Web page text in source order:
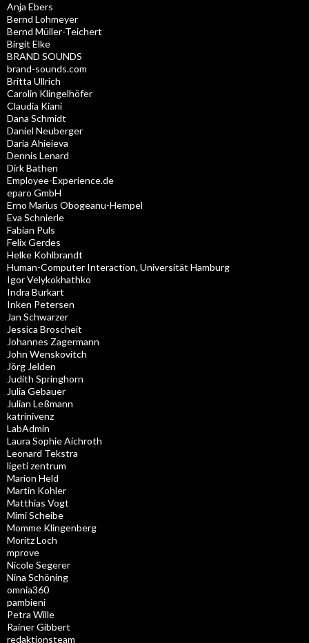
Anja Ebers
Bernd Lohmeyer
Bernd Müller-Teichert
Birgit Elke
BRAND SOUNDS
brand-sounds.com
Britta Ullrich
Carolin Klingelhöfer
Claudia Kiani
Dana Schmidt
Daniel Neuberger
Daria Ahieieva
Dennis Lenard
Dirk Bathen
Employee-Experience.de
eparo GmbH
Erno Marius Obogeanu-Hempel
Eva Schnierle
Fabian Puls
Felix Gerdes
Helke Kohlbrandt
Human-Computer Interaction, Universität Hamburg
Igor Velykokhathko
Indra Burkart
Inken Petersen
Jan Schwarzer
Jessica Broscheit
Johannes Zagermann
John Wenskovitch
Jörg Jelden
Judith Springhorn
Julia Gebauer
Julian Leßmann
katrinivenz
LabAdmin
Laura Sophie Aichroth
Leonard Tekstra
ligeti zentrum
Marion Held
Martin Kohler
Matthias Vogt
Mimi Scheibe
Momme Klingenberg
Moritz Loch
mprove
Nicole Segerer
Nina Schöning
omnia360
pambieni
Petra Wille
Rainer Gibbert
redaktionsteam